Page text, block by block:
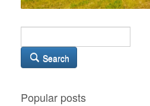
Search
Popular posts